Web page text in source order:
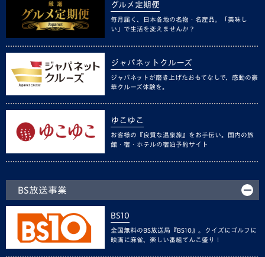
グルメ定期便
毎月届く、日本各地の名物・名産品。「美味し
い」で生活を変えませんか？
ジャパネットクルーズ
ジャパネットが磨き上げたおもてなしで、感動の豪
華クルーズ体験を。
ゆこゆこ
お客様の『良質な温泉旅』をお手伝い。国内の旅
館・宿・ホテルの宿泊予約サイト
BS放送事業
BS10
全国無料のBS放送局『BS10』。クイズにゴルフに
映画に麻雀、楽しい番組てんこ盛り！